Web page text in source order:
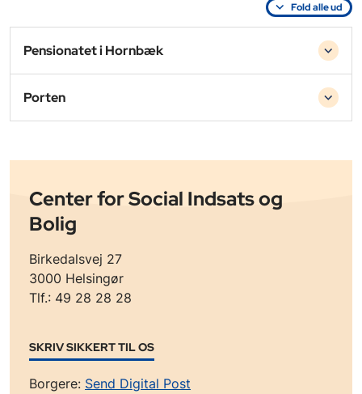
Fold alle ud
Pensionatet i Hornbæk
Porten
Center for Social Indsats og
Bolig
Birkedalsvej 27
3000 Helsingør
Tlf.: 49 28 28 28
SKRIV SIKKERT TIL OS
Borgere: Send Digital Post